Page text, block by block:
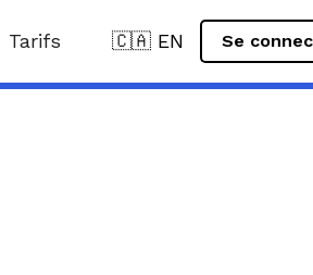
Tarifs 🇨🇦 EN Se